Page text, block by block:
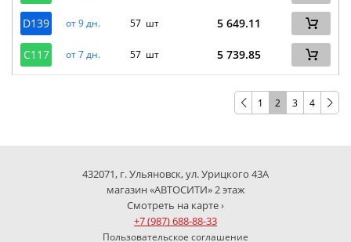
D139 от 9 дн. 57 шт 5 649.11
C117 от 7 дн. 57 шт 5 739.85
1 2 3 4
432071, г. Ульяновск, ул. Урицкого 43А
магазин «АВТОСИТИ» 2 этаж
Смотреть на карте ›
+7 (987) 688-88-33
Пользовательское соглашение